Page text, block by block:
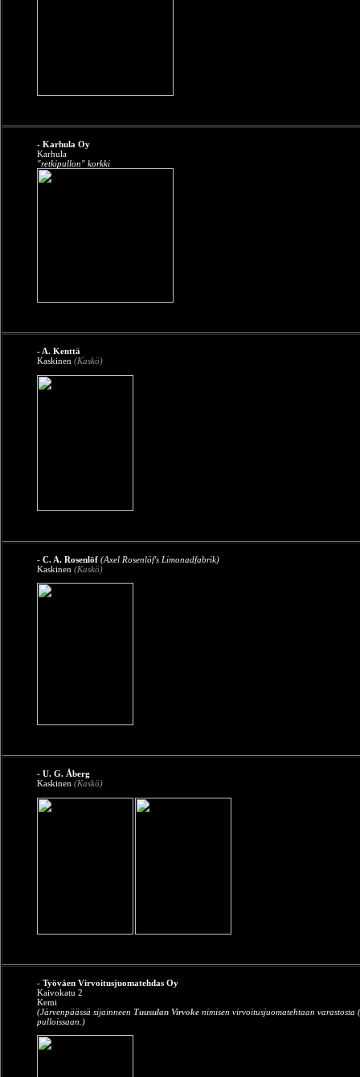
- Karhula Oy
Karhula
"retkipullon" korkki
- A. Kenttä
Kaskinen (Kaskö)
- C. A. Rosenlöf (Axel Rosenlöf's Limonadfabrik)
Kaskinen (Kaskö)
- U. G. Åberg
Kaskinen (Kaskö)
- Työväen Virvoitusjuomatehdas Oy
Kaivokatu 2
Kemi
(Järvenpäässä sijainneen Tuusulan Virvoke nimisen virvoitusjuomatehtaan
pulloissaan.)